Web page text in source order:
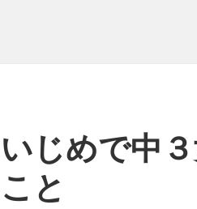
いじめで中
こと